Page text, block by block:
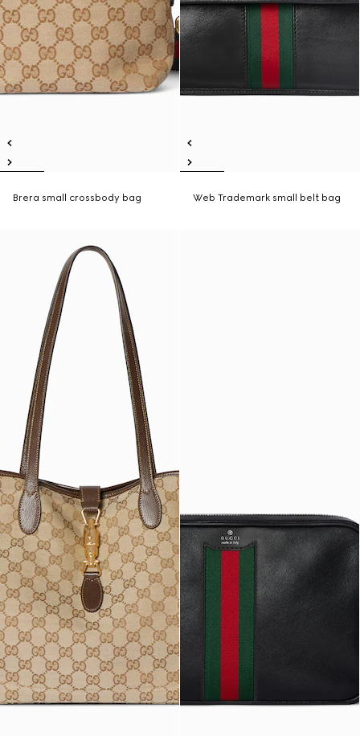
Brera small crossbody bag Web Trademark small belt bag